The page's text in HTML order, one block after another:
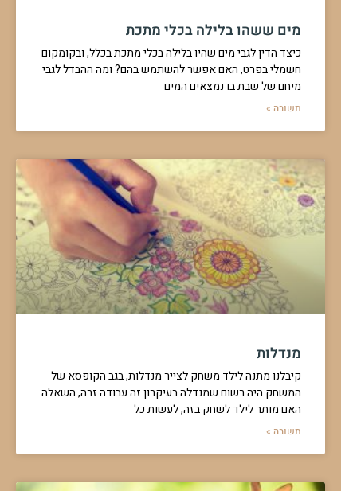
מים ששהו בלילה בכלי מתכת
כיצד הדין לגבי מים שהיו בלילה בכלי מתכת בכלל, ובקומקום
חשמלי בפרט, האם אפשר להשתמש בהם? ומה ההבדל לגבי
מיחם של שבת בו נמצאים המים
תשובה »
מנדלות
קיבלנו מתנה לילד משחק לצייר מנדלות, בגב הקופסא של
המשחק היה רשום שמנדלה בעיקרון זה עבודה זרה, השאלה
האם מותר לילד לשחק בזה, לעשות כל
תשובה »